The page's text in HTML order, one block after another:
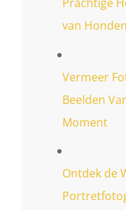
van
Vermeer
Beelden
Moment
Ontdek de